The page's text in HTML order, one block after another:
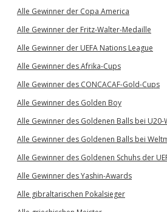
Alle Gewinner der Copa America
Alle Gewinner der Fritz-Walter-Medaille
Alle Gewinner der UEFA Nations League
Alle Gewinner des Afrika-Cups
Alle Gewinner des CONCACAF-Gold-Cups
Alle Gewinner des Golden Boy
Alle Gewinner des Goldenen Balls bei U20-
Alle Gewinner des Goldenen Balls bei
Alle Gewinner des Goldenen Schuhs der
Alle Gewinner des Yashin-Awards
Alle gibraltarischen Pokalsieger